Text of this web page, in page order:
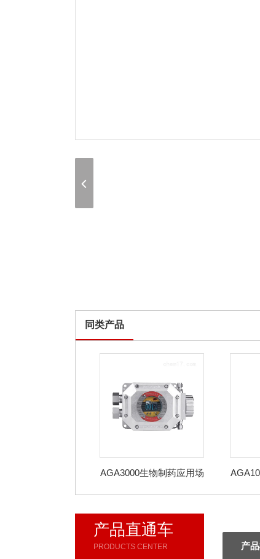
同类产品
AGA3000生物制药应用场
产品直通车
PRODUCTS CENTER 产